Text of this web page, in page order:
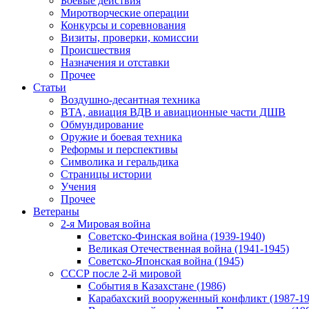
Миротворческие операции
Конкурсы и соревнования
Визиты, проверки, комиссии
Происшествия
Назначения и отставки
Прочее
Статьи
Воздушно-десантная техника
ВТА, авиация ВДВ и авиационные части ДШВ
Обмундирование
Оружие и боевая техника
Реформы и перспективы
Символика и геральдика
Страницы истории
Учения
Прочее
Ветераны
2-я Мировая война
Советско-Финская война (1939-1940)
Великая Отечественная война (1941-1945)
Советско-Японская война (1945)
СССР после 2-й мировой
События в Казахстане (1986)
Карабахский вооруженный конфликт (1987-